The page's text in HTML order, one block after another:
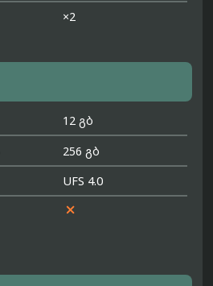
×2
12 გბ
256 გბ
UFS 4.0
